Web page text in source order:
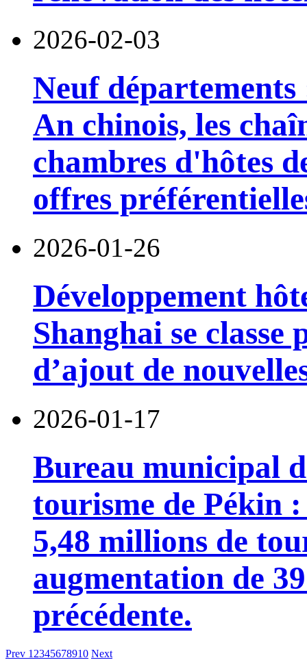
2026-02-03
Neuf
An chinois, les
chambres d'hôtes
offres
2026-01-26
Développement
Shanghai se classe
d’ajout de
2026-01-17
Bureau municipal
tourisme de Pékin
5,48 millions de
augmentation de
précédente.
Prev 1 2345678910 Next